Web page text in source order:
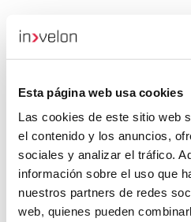
Esta página web usa cookies
Las cookies de este sitio web
el contenido y los anuncios,
sociales y analizar el tráfico.
información sobre el uso que
nuestros partners de redes
web, quienes pueden